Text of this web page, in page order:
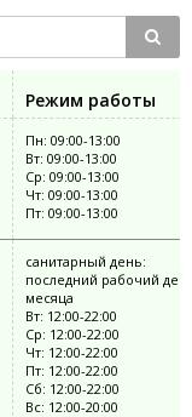
Режим работы
Пн: 09:00-13:00
Вт: 09:00-13:00
Ср: 09:00-13:00
Чт: 09:00-13:00
Пт: 09:00-13:00
санитарный день:
последний рабочий
месяца
Вт: 12:00-22:00
Ср: 12:00-22:00
Чт: 12:00-22:00
Пт: 12:00-22:00
Сб: 12:00-22:00
Вс: 12:00-20:00